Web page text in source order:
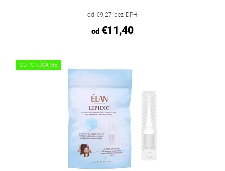
od €9,27 bez DPH
od€11,40
ODPORÚČAME